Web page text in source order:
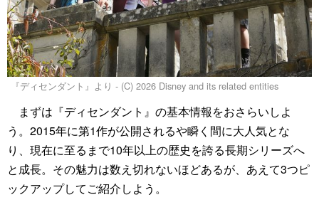
『ディセンダント』より - (C) 2026 Disney and its related entities
まずは『ディセンダント』の基本情報をおさらいしよ
う。2015年に第1作が公開されるや瞬く間に大人気とな
り、現在に至るまで10年以上の歴史を誇る長期シリーズへ
と成長。その魅力は数え切れないほどあるが、あえて3つピ
ックアップしてご紹介しよう。